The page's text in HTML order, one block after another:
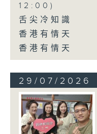
12:00)
舌尖冷知識
香港有情天
香港有情天
29/07/2026